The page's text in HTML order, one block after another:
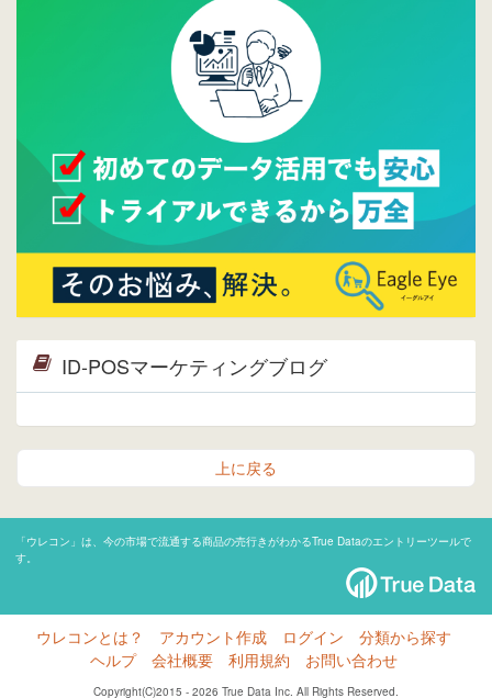
しました。⇒
ウレコンFacebook
Facebookページを開設しました。詳細は
ら。
ウレコンサイトリリースしました。
ID-POSマーケティングブログ
上に戻る
「ウレコン」は、今の市場で流通する商品の売行きがわかるTrue Dataのエントリーツールで
す。
ウレコンとは？ アカウント作成 ログイン
分類から探す
ヘルプ
会社概要 利用規約 お問い合わせ
Copyright(C)2015 - 2026 True Data Inc. All Rights Reserved.